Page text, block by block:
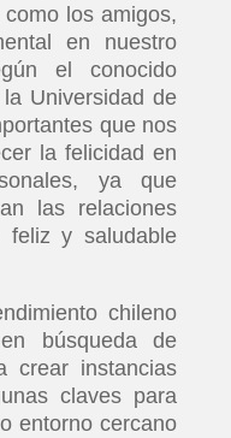
los amigos,
en nuestro
el conocido
Universidad de
que nos
la felicidad en
ya que
las relaciones
feliz y saludable
chileno
búsqueda de
crear instancias
claves para
entorno cercano